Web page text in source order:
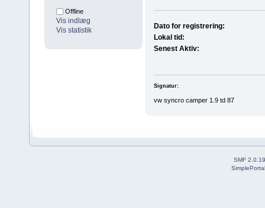
Offline
Vis indlæg
Vis statistik
Dato for registrering:
Lokal tid:
Senest Aktiv:
Signatur:
vw syncro camper 1.9 td 87
SMF 2.0.19